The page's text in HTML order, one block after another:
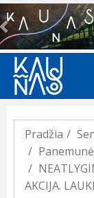
Previous
Pradžia
AKCIJA.